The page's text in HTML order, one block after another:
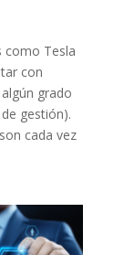
como Tesla
con
grado
gestión).
cada vez